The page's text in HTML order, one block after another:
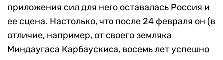
приложения сил для него оставалась Россия и
ее сцена. Настолько, что после 24 февраля он (в
отличие, например, от своего земляка
Миндаугаса Карбаускиса, восемь лет успешно